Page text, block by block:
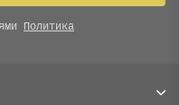
Политика